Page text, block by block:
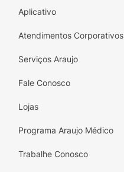
Aplicativo
Atendimentos
Serviços Araujo
Fale Conosco
Lojas
Programa Araujo Médico
Trabalhe Conosco